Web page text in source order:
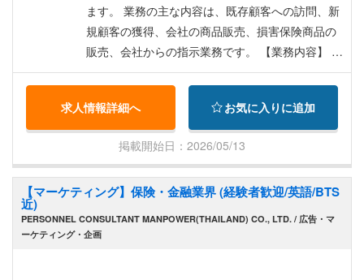
までのホテル3泊分の費用を支給 ※ 日本からの
採用の場合 ※ アパート探しも、会社からのサポ
ートあり ・ハノイへの渡航費支給 ※ 日本からの
採用の場合
ます。 業務の主な内容は、既存顧客への訪問、新
規顧客の獲得、会社の商品販売、損害保険商品の
販売、会社からの指示業務です。 【業務内容】 ・
日本人顧客からの医療相談対応（電話・対面） ・
医療機関への予約・手配業務 ・診察時の通訳サポ
ートおよびアテンド ・保険会社への請求書類の作
成・管理 ・既存の日系企業クライアントへの定期
訪問・フォロー ・健康診断パッケージの提案およ
び実施運営 ・緊急搬送時のコーディネート業務 ・
医療機関との提携交渉およびリレーション構築 ・
顧客データの管理および日報・週報の作成 ・その
他、付随する関連業務全般
求人情報詳細へ お気に入りに追加
掲載開始日：2026/05/13
【マーケティング】保険・金融業界 (経験者歓迎/英語/BTS
近)
PERSONNEL CONSULTANT MANPOWER(THAILAND) CO., LTD. / 広告・マ
ーケティング・企画